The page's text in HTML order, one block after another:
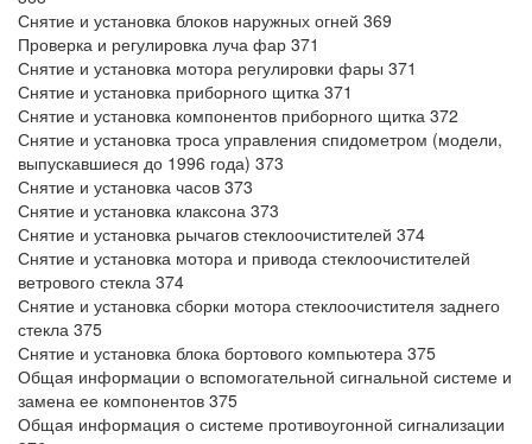
Снятие и установка блоков наружных огней 369
Проверка и регулировка луча фар 371
Снятие и установка мотора регулировки фары 371
Снятие и установка приборного щитка 371
Снятие и установка компонентов приборного щитка 372
Снятие и установка троса управления спидометром (модели,
выпускавшиеся до 1996 года) 373
Снятие и установка часов 373
Снятие и установка клаксона 373
Снятие и установка рычагов стеклоочистителей 374
Снятие и установка мотора и привода стеклоочистителей
ветрового стекла 374
Снятие и установка сборки мотора стеклоочистителя заднего
стекла 375
Снятие и установка блока бортового компьютера 375
Общая информации о вспомогательной сигнальной системе и
замена ее компонентов 375
Общая информация о системе противоугонной сигнализации